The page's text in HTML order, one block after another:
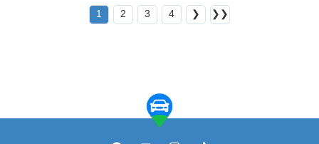
1 2 3 4 ❯ ❯❯